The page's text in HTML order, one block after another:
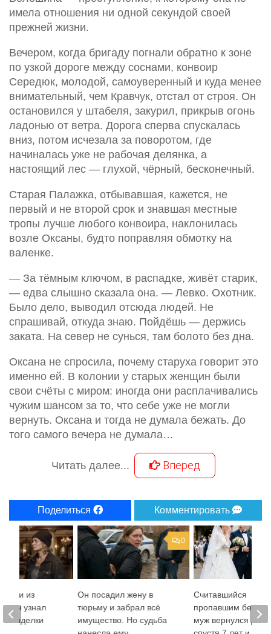
имела отношения ни одной секундой своей
прежней жизни.
Вечером, когда бригаду погнали обратно к зоне
по узкой дороге между соснами, конвоир
Середюк, молодой, самоуверенный и куда менее
внимательный, чем Кравчук, отстал от строя. Он
остановился у штабеля, закурил, прикрыв огонь
ладонью от ветра. Дорога сперва спускалась
вниз, потом исчезала за поворотом, где
начиналась уже не рабочая делянка, а
настоящий лес — глухой, чёрный, бесконечный.
Старая Палажка, отбывавшая, кажется, не
первый и не второй срок и знавшая местные
тропы лучше любого конвоира, наклонилась
возле Оксаны, будто поправляя обмотку на
валенке.
— За тёмным ключом, в распадке, живёт старик,
— едва слышно сказала она. — Левко. Охотник.
Было дело, выводил отсюда людей. Не
спрашивай, откуда знаю. Пойдёшь — держись
заката. На север не сунься, там болото без дна.
Оксана не спросила, почему старуха говорит это
именно ей. В колонии у старых женщин были
свои счёты с миром: иногда они расплачивались
чужим шансом за то, что себе уже не могли
вернуть. Оксана и тогда не думала бежать. До
того самого вечера не думала…
Читать далее... Вперед
Поделиться Комментировать
0
Он посадил жену в
тюрьму и забрал всё
имущество. Но судьба
Считавшийся
пропавшим без
муж вернулся
из
узнал
сиделки